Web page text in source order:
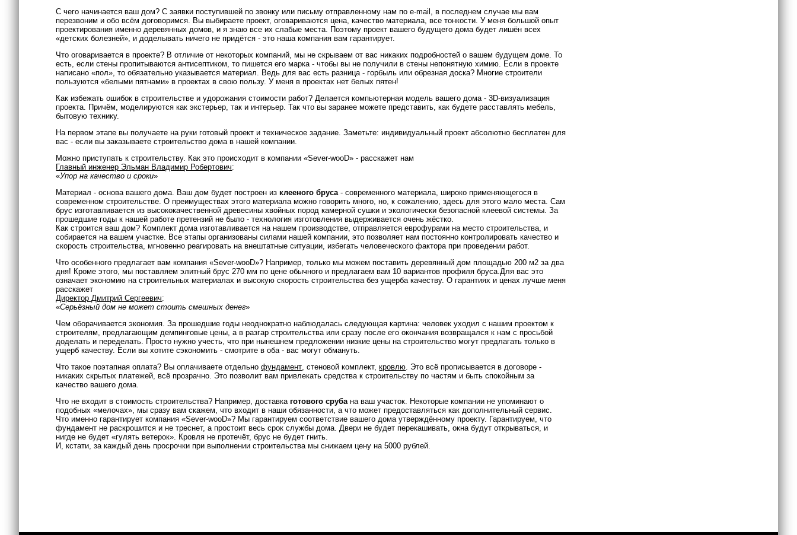
С чего начинается ваш дом? С заявки поступившей по звонку или письму отправленному нам по e-mail, в последнем случае мы вам
перезвоним и обо всём договоримся. Вы выбираете проект, оговариваются цена, качество материала, все тонкости. У меня большой опыт
проектирования именно деревянных домов, и я знаю все их слабые места. Поэтому проект вашего будущего дома будет лишён всех
«детских болезней», и доделывать ничего не придётся - это наша компания вам гарантирует.
Что оговаривается в проекте? В отличие от некоторых компаний, мы не скрываем от вас никаких подробностей о вашем будущем доме. То
есть, если стены пропитываются антисептиком, то пишется его марка - чтобы вы не получили в стены непонятную химию. Если в проекте
написано «пол», то обязательно указывается материал. Ведь для вас есть разница - горбыль или обрезная доска? Многие строители
пользуются «белыми пятнами» в проектах в свою пользу. У меня в проектах нет белых пятен!
Как избежать ошибок в строительстве и удорожания стоимости работ? Делается компьютерная модель вашего дома - 3D-визуализация
проекта. Причём, моделируются как экстерьер, так и интерьер. Так что вы заранее можете представить, как будете расставлять мебель,
бытовую технику.
На первом этапе вы получаете на руки готовый проект и техническое задание. Заметьте: индивидуальный проект абсолютно бесплатен для
вас - если вы заказываете строительство дома в нашей компании.
Можно приступать к строительству. Как это происходит в компании «Sever-wooD» - расскажет нам
Главный инженер Эльман Владимир Робертович:
«Упор на качество и сроки»
Материал - основа вашего дома. Ваш дом будет построен изклееного бруса- современного материала, широко применяющегося в
современном строительстве. О преимуществах этого материала можно говорить много, но, к сожалению, здесь для этого мало места. Сам
брус изготавливается из высококачественной древесины хвойных пород камерной сушки и экологически безопасной клеевой системы. За
прошедшие годы к нашей работе претензий не было - технология изготовления выдерживается очень жёстко.
Как строится ваш дом? Комплект дома изготавливается на нашем производстве, отправляется еврофурами на место строительства, и
собирается на вашем участке. Все этапы организованы силами нашей компании, это позволяет нам постоянно контролировать качество и
скорость строительства, мгновенно реагировать на внештатные ситуации, избегать человеческого фактора при проведении работ.
Что особенного предлагает вам компания «Sever-wooD»? Например, только мы можем поставить деревянный дом площадью 200 м2 за два
дня! Кроме этого, мы поставляем элитный брус 270 мм по цене обычного и предлагаем вам 10 вариантов профиля бруса.Для вас это
означает экономию на строительных материалах и высокую скорость строительства без ущерба качеству. О гарантиях и ценах лучше меня
расскажет
Директор Дмитрий Сергеевич:
«Серьёзный дом не может стоить смешных денег»
Чем оборачивается экономия. За прошедшие годы неоднократно наблюдалась следующая картина: человек уходил с нашим проектом к
строителям, предлагающим демпинговые цены, а в разгар строительства или сразу после его окончания возвращался к нам с просьбой
доделать и переделать. Просто нужно учесть, что при нынешнем предложении низкие цены на строительство могут предлагать только в
ущерб качеству. Если вы хотите сэкономить - смотрите в оба - вас могут обмануть.
Что такое поэтапная оплата? Вы оплачиваете отдельнофундамент, стеновой комплект,кровлю. Это всё прописывается в договоре -
никаких скрытых платежей, всё прозрачно. Это позволит вам привлекать средства к строительству по частям и быть спокойным за
качество вашего дома.
Что не входит в стоимость строительства? Например, доставкаготового срубана ваш участок. Некоторые компании не упоминают о
подобных «мелочах», мы сразу вам скажем, что входит в наши обязанности, а что может предоставляться как дополнительный сервис.
Что именно гарантирует компания «Sever-wooD»? Мы гарантируем соответствие вашего дома утверждённому проекту. Гарантируем, что
фундамент не раскрошится и не треснет, а простоит весь срок службы дома. Двери не будет перекашивать, окна будут открываться, и
нигде не будет «гулять ветерок». Кровля не протечёт, брус не будет гнить.
И, кстати, за каждый день просрочки при выполнении строительства мы снижаем цену на 5000 рублей.